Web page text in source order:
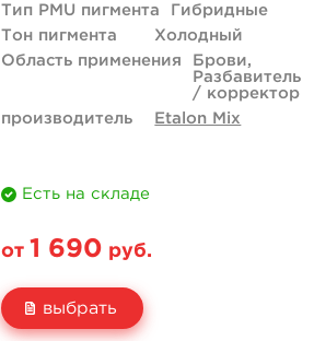
Тип PMU пигмента
Гибридные
Тон пигмента
Холодный
Область применения
Брови,
Разбавитель
/ корректор
производитель
Etalon Mix
Есть на складе
от 1 690 руб.
выбрать